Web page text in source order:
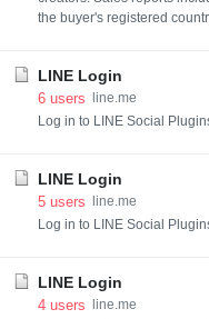
the buyer's registered
LINE Login
6 users
line.me
Log in to LINE Social
LINE Login
5 users
line.me
Log in to LINE Social
LINE Login
4 users
line.me